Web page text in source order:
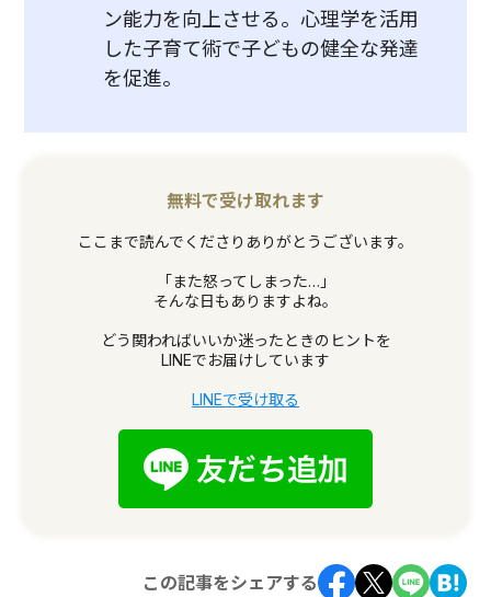
ン能力を向上させる。心理学を活用
した子育て術で子どもの健全な発達
を促進。
無料で受け取れます
ここまで読んでくださりありがとうございます。
「また怒ってしまった…」
そんな日もありますよね。
どう関わればいいか迷ったときのヒントを
LINEでお届けしています
LINEで受け取る
この記事をシェアする